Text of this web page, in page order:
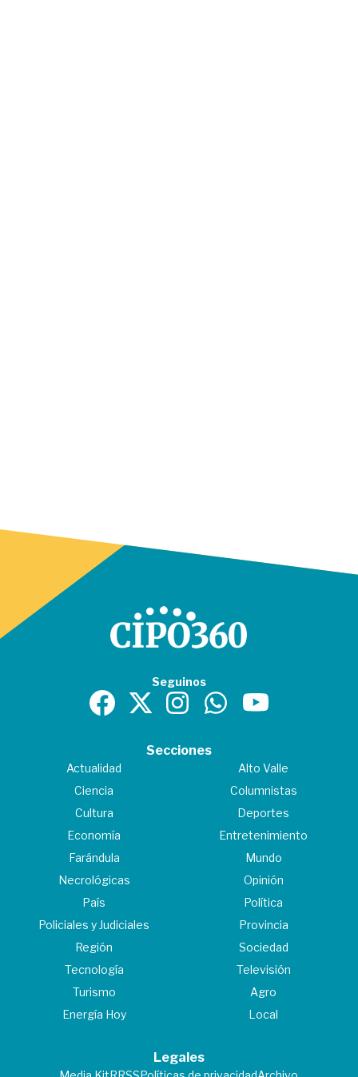
Seguinos
Secciones
Actualidad
Alto Valle
Ciencia
Columnistas
Cultura
Deportes
Economía
Entretenimiento
Farándula
Mundo
Necrológicas
Opinión
País
Política
Policiales y Judiciales
Provincia
Región
Sociedad
Tecnología
Televisión
Turismo
Agro
Energía Hoy
Local
Legales